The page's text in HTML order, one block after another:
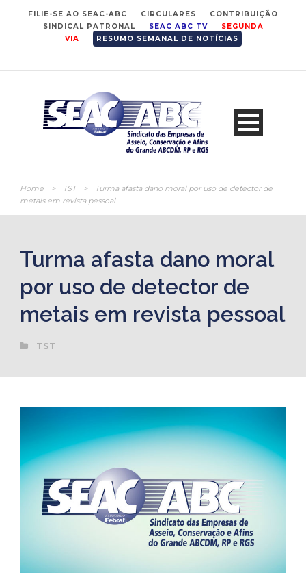
FILIE-SE AO SEAC-ABC CIRCULARES
CONTRIBUIÇÃO
SINDICAL PATRONAL
SEAC ABC TV
SEGUNDA
VIA
RESUMO SEMANAL DE NOTÍCIAS
Home > TST >
Turma afasta dano moral por uso de detector de
metais em revista pessoal
Turma afasta dano moral
por uso de detector de
metais em revista pessoal
TST